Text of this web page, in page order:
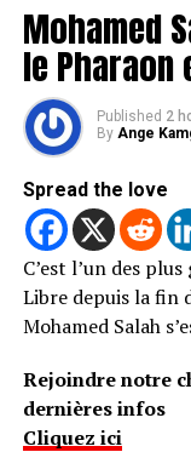
Mohamed
le Pharaon
Published 2
By Ange
Spread the love
C’est l’un des
Libre depuis la fin
Mohamed Salah
Rejoindre notre
dernières infos
Cliquez ici